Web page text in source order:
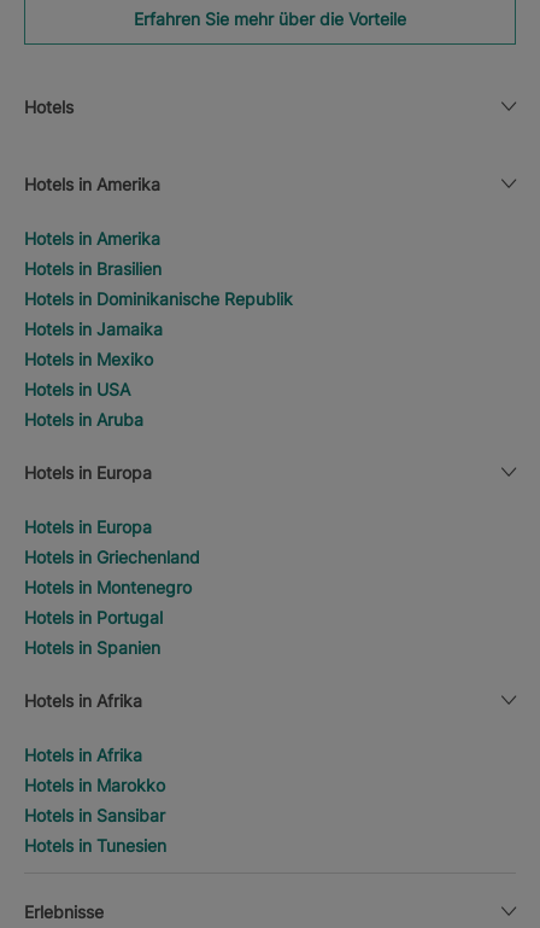
Erfahren Sie mehr über die Vorteile
Hotels
Hotels in Amerika
Hotels in Amerika
Hotels in Brasilien
Hotels in Dominikanische Republik
Hotels in Jamaika
Hotels in Mexiko
Hotels in USA
Hotels in Aruba
Hotels in Europa
Hotels in Europa
Hotels in Griechenland
Hotels in Montenegro
Hotels in Portugal
Hotels in Spanien
Hotels in Afrika
Hotels in Afrika
Hotels in Marokko
Hotels in Sansibar
Hotels in Tunesien
Erlebnisse